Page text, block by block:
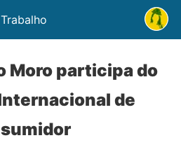
Moro participa do
de